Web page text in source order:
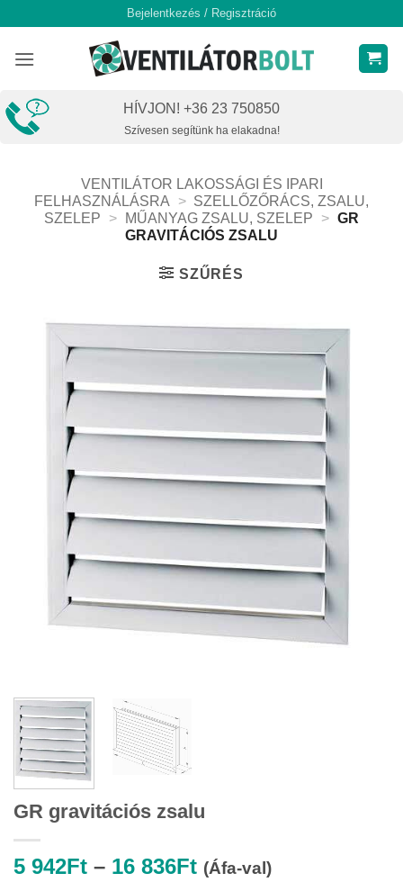
content
Bejelentkezés / Regisztráció
HÍVJON! +36 23 750850
Szívesen segítünk ha elakadna!
VENTILÁTOR LAKOSSÁGI ÉS IPARI
FELHASZNÁLÁSRA
> SZELLŐZŐRÁCS, ZSALU,
SZELEP
> MŰANYAG ZSALU, SZELEP > GR
GRAVITÁCIÓS ZSALU
SZŰRÉS
GR gravitációs zsalu
5 942Ft – 16 836FtÁrtartomány:
(Áfa-val)